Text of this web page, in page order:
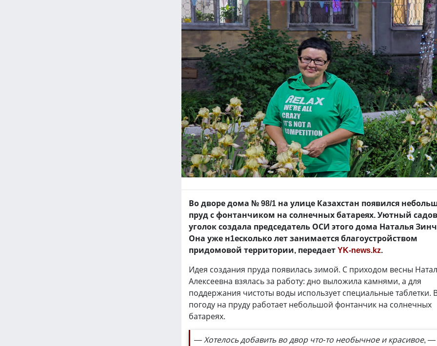
Во дворе дома № 98/1 на улице Казахстан появился
пруд с фонтанчиком на солнечных батареях. Уютный
уголок создала председатель ОСИ этого дома Наталья
Она уже н1есколько лет занимается благоустройством
придомовой территории, передаетYK-news.kz.
Идея создания пруда появилась зимой. С приходом весны
Алексеевна взялась за работу: дно выложила камнями, а для
поддержания чистоты воды использует специальные таблетки.
погоду на пруду работает небольшой фонтанчик на солнечных
батареях.
— Хотелось добавить во двор что-то необычное и красивое, —